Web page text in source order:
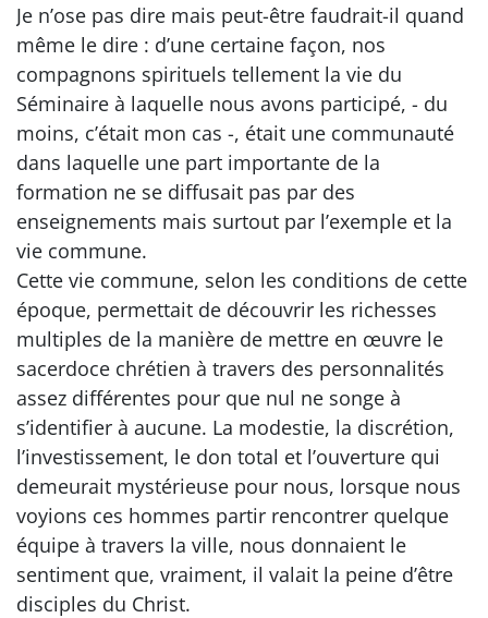
Je n’ose pas dire mais peut-être faudrait-il quand
même le dire : d’une certaine façon, nos
compagnons spirituels tellement la vie du
Séminaire à laquelle nous avons participé, - du
moins, c’était mon cas -, était une communauté
dans laquelle une part importante de la
formation ne se diffusait pas par des
enseignements mais surtout par l’exemple et la
vie commune.
Cette vie commune, selon les conditions de cette
époque, permettait de découvrir les richesses
multiples de la manière de mettre en œuvre le
sacerdoce chrétien à travers des personnalités
assez différentes pour que nul ne songe à
s’identifier à aucune. La modestie, la discrétion,
l’investissement, le don total et l’ouverture qui
demeurait mystérieuse pour nous, lorsque nous
voyions ces hommes partir rencontrer quelque
équipe à travers la ville, nous donnaient le
sentiment que, vraiment, il valait la peine d’être
disciples du Christ.